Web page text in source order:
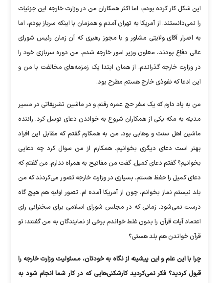
این شکل کار کرده بودم، اما اکثر همکاران من در وزارت خارجه این جزئیات
را نمی‌دانستند. از آمریکا به تهران آمدم و همزمان با اینکه سرباز بودم، اما
به اصرار آقای ولایتی مشاور و با مجوز رهبری که آن زمان رئیس شورای
عالی دفاع بودند، معاون وزیر امور خارجه شدم. من دوره سربازی خود را
در وزارت خارجه گذراندم. از همان ابتدا یک زمزمه‌های مخالفت با من و
این ادعا که نفوذی خارج هستم مطرح بود.
من به یاد دارم که یک سفر حج عمره رفتم و در ماشین تشریفاتی در مسیر
مدینه به مکه یکی از همکاران شروع به خواندن دعای توسل کرد. راننده
ماشین اهل سنت و وهابی بود. من به همکارم گفتم که مقابل این افراد
بهتر است دعای دیگری بخوانیم. همکارم از من سوال کرد چه دعایی
بخوانیم؟ گفتم دعای کمیل. گفت من مفاتیح به همراه ندارم. من گفتم که
دعای کمیل را حفظ هستم. بسیاری در وزارت خارجه تصور می‌کردند که من
بلد نیستم نماز بخوانم، چون از آمریکا آمده ام. تصور اولیه هم هیچ گاه
درست نمی‌شود. زمانی که در مجلس شورای اسلامی برای سخنرانی رای
اعتماد آیات قرآن را بدون غلط خواندم برخی از نمایندگان به من گفتند: تو
قرآن خواندن هم بلد هستی؟
چرا با این علم و این پیشینه از نگاه به خودتان، مسئولیت وزارت خارجه را
قبول کردید؟ فکر نمی‌کردید کارشکنی‌هایی که در کار شما انجام شود به